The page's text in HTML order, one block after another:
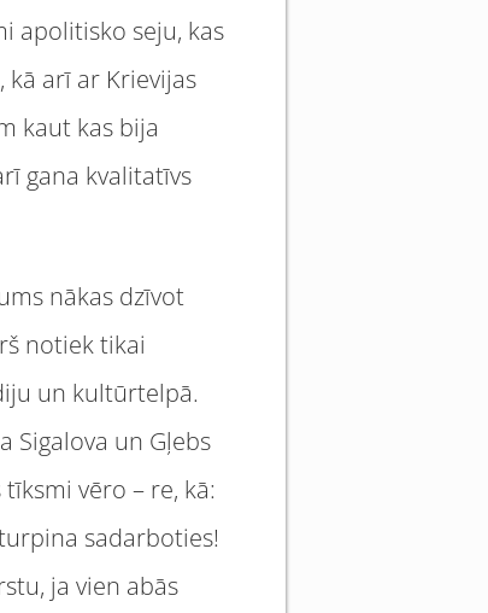
apolitisko seju, kas
arī ar Krievijas
kaut kas bija
gana kvalitatīvs
nākas dzīvot
notiek tikai
un kultūrtelpā.
Sigalova un Gļebs
vēro – re, kā:
sadarboties!
ja vien abās